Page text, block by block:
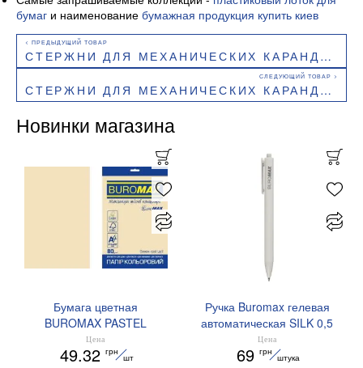
бумаг и наименование бумажная продукция купить киев
СТЕРЖНИ ДЛЯ МЕХАНИЧЕСКИХ КАРАНДАШЕЙ, 2B, 0.5 ММ, 12 ШТ. BUROMAX BM.8660
СТЕРЖНИ ДЛЯ МЕХАНИЧЕСКИХ КАРАНДАШЕЙ, B, 0.7 ММ, 12 ШТ. BUROMAX BM.8664
Новинки магазина
Бумага цветная
BUROMAX PASTEL
EUROMAX 20 арк А4 80 г/
мс BM.2721220E-08
Цена
49.32 грн
шт
Ручка Buromax гелевая
автоматическая SILK 0,5
мм синие чернила
BM.83100
Цена
69 грн
штука